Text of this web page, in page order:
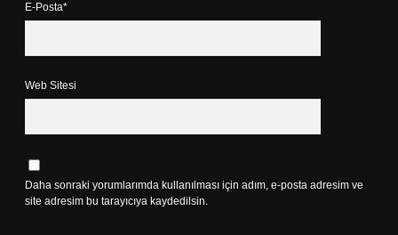
E-Posta*
Web Sitesi
Daha sonraki yorumlarımda kullanılması için adım, e-posta adresim ve
site adresim bu tarayıcıya kaydedilsin.